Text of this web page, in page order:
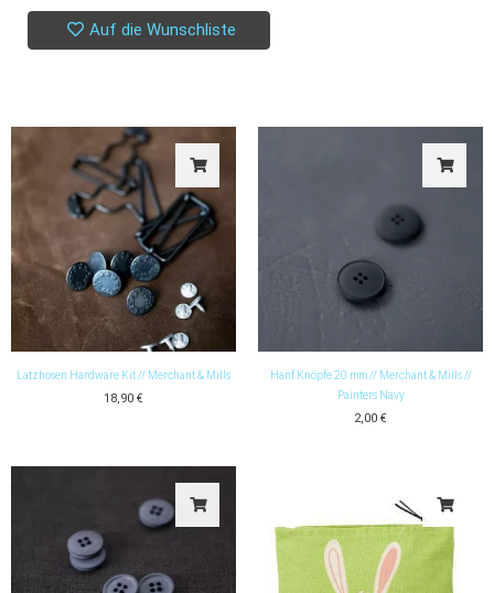
Auf die Wunschliste
Latzhosen Hardware Kit // Merchant & Mills
18,90 €
Hanf Knöpfe 20 mm // Merchant & Mills //
Painters Navy
2,00 €